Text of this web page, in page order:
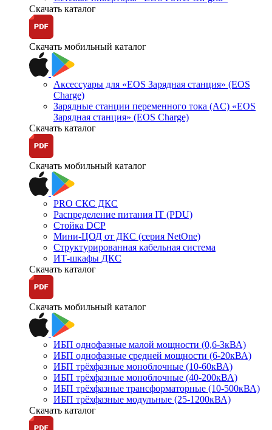
Скачать каталог
Скачать мобильный каталог
Аксессуары для «EOS Зарядная станция» (EOS
Charge)
Зарядные станции переменного тока (AC) «EOS
Зарядная станция» (EOS Charge)
Скачать каталог
Скачать мобильный каталог
PRO СКС ДКС
Распределение питания IT (PDU)
Стойка DCP
Мини-ЦОД от ДКС (серия NetOne)
Структурированная кабельная система
ИТ-шкафы ДКС
Скачать каталог
Скачать мобильный каталог
ИБП однофазные малой мощности (0,6-3кВА)
ИБП однофазные средней мощности (6-20кВА)
ИБП трёхфазные моноблочные (10-60кВА)
ИБП трёхфазные моноблочные (40-200кВА)
ИБП трёхфазные трансформаторные (10-500кВА)
ИБП трёхфазные модульные (25-1200кВА)
Скачать каталог